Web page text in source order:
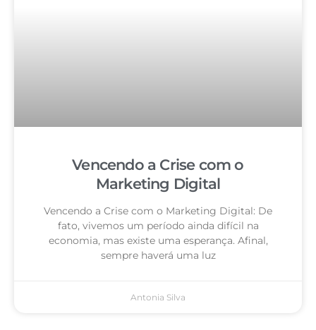
Vencendo a Crise com o
Marketing Digital
Vencendo a Crise com o Marketing Digital: De
fato, vivemos um período ainda difícil na
economia, mas existe uma esperança. Afinal,
sempre haverá uma luz
Antonia Silva